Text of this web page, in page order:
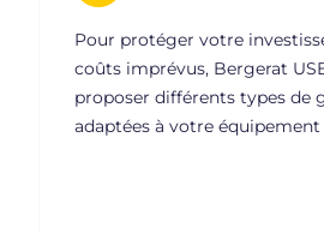
Pour protéger votre
coûts imprévus, Bergerat
proposer différents types de
adaptées à votre équipement